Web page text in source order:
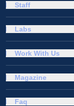
Staff
Labs
Work With Us
Magazine
Faq